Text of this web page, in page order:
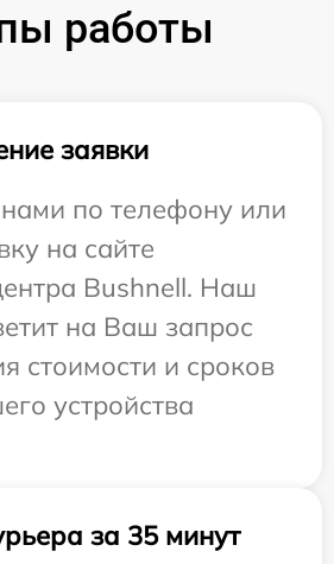
работы
заявки
по телефону или
на сайте
Bushnell. Наш
на Ваш запрос
стоимости и сроков
устройства
за 35 минут